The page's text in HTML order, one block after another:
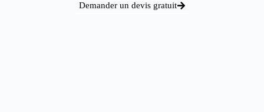
Demander un devis gratuit